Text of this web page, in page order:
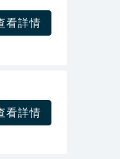
看詳情
看詳情